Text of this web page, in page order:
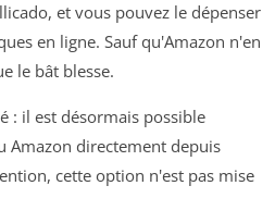
et vous pouvez le dépenser
en ligne. Sauf qu'Amazon n'en
le bât blesse.
: il est désormais possible
Amazon directement depuis
cette option n'est pas mise